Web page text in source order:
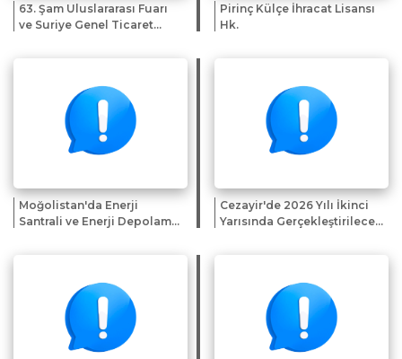
63. Şam Uluslararası Fuarı
ve Suriye Genel Ticaret
Pirinç Külçe İhracat Lisansı
Hk.
Moğolistan'da Enerji
Santrali ve Enerji Depolama
Cezayir'de 2026 Yılı İkinci
Yarısında Gerçekleştirilecek